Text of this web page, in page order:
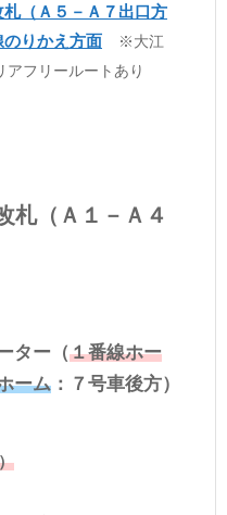
（Ａ５－Ａ７出口方
りかえ方面
※大江
アフリールートあり
札（Ａ１－Ａ４
ター（１番線ホー
ーム ：７号車後方）